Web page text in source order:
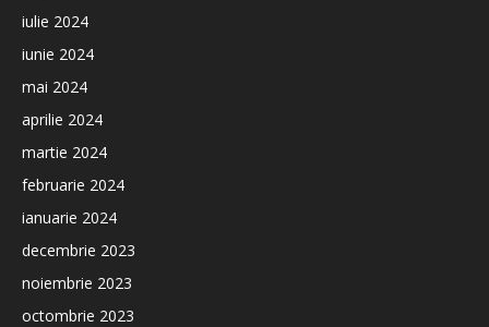
iulie 2024
iunie 2024
mai 2024
aprilie 2024
martie 2024
februarie 2024
ianuarie 2024
decembrie 2023
noiembrie 2023
octombrie 2023